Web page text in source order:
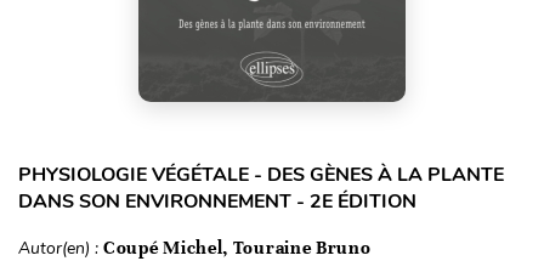
PHYSIOLOGIE VÉGÉTALE - DES GÈNES À LA PLANTE
DANS SON ENVIRONNEMENT - 2E ÉDITION
Autor(en) : Coupé Michel, Touraine Bruno